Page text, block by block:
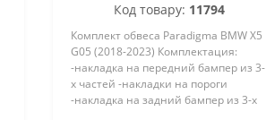
Код товару: 11794
Комплект обвеса Paradigma BMW X5
G05 (2018-2023) Комплектация:
-накладка на передний бампер из 3-
х частей -накладки на пороги
-накладка на задний бампер из 3-х